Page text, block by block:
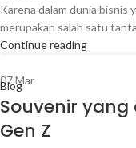
Karena dalam dunia bisnis
merupakan salah satu
Continue reading
07Mar
Blog
Souvenir
Gen Z